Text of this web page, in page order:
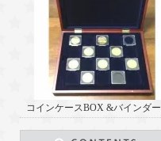
コインケースBOX &バインダー